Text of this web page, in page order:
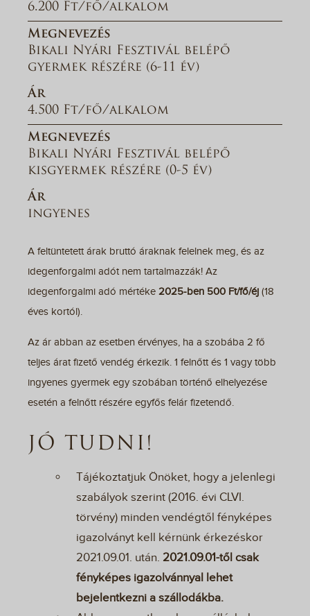
6.200 Ft/fő/alkalom
Megnevezés
Bikali Nyári Fesztivál belépő
gyermek részére (6-11 év)
Ár
4.500 Ft/fő/alkalom
Megnevezés
Bikali Nyári Fesztivál belépő
kisgyermek részére (0-5 év)
Ár
ingyenes
A feltüntetett árak bruttó áraknak felelnek meg, és az
idegenforgalmi adót nem tartalmazzák! Az
idegenforgalmi adó mértéke 2025-ben 500 Ft/fő/éj (18
éves kortól).
Az ár abban az esetben érvényes, ha a szobába 2 fő
teljes árat fizető vendég érkezik. 1 felnőtt és 1 vagy több
ingyenes gyermek egy szobában történő elhelyezése
esetén a felnőtt részére egyfős felár fizetendő.
JÓ TUDNI!
Tájékoztatjuk Önöket, hogy a jelenlegi
szabályok szerint (2016. évi CLVI.
törvény) minden vendégtől fényképes
igazolványt kell kérnünk érkezéskor
2021.09.01. után. 2021.09.01-től csak
fényképes igazolvánnyal lehet
bejelentkezni a szállodákba.